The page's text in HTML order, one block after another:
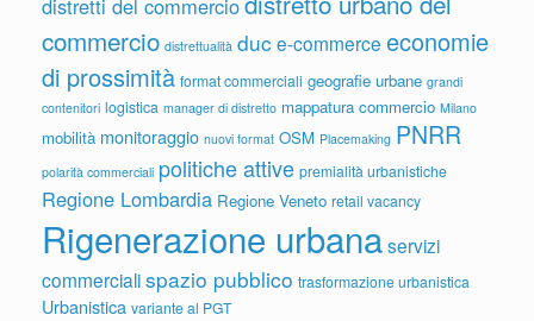
distretti del commercio
commercio distrettualità duc e-commerce economie
di prossimità format commerciali geografie urbane grandi
contenitori logistica manager di distretto mappatura commercio Milano
mobilità monitoraggio nuovi format OSM Placemaking PNRR
polarità commerciali politiche attive premialità urbanistiche
Regione Lombardia Regione Veneto retail vacancy
Rigenerazione urbanaservizi
commercialispazio pubblico trasformazione urbanistica
Urbanistica variante al PGT